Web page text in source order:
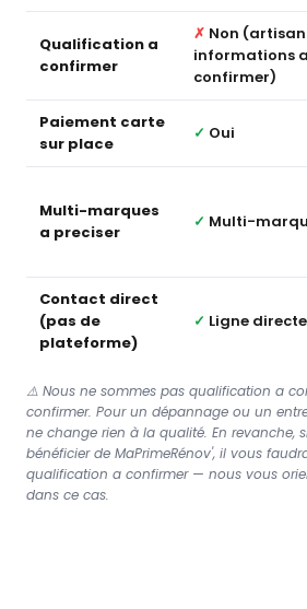
Qualification a
confirmer
✗ Non
informations a
confirmer)
Paiement carte
sur place
✓ Oui
Multi-marques
a preciser
✓ Multi-
Contact direct
(pas de
plateforme)
✓ Ligne directe
⚠️ Nous ne sommes pas qualification a
confirmer. Pour un dépannage ou un
ne change rien à la qualité. En revanche,
bénéficier de MaPrimeRénov', il vous
qualification a confirmer — nous vous
dans ce cas.